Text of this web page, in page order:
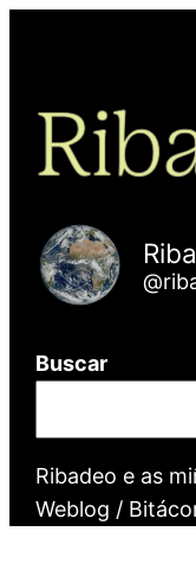
Buscar
Ribadeo e as
Weblog /